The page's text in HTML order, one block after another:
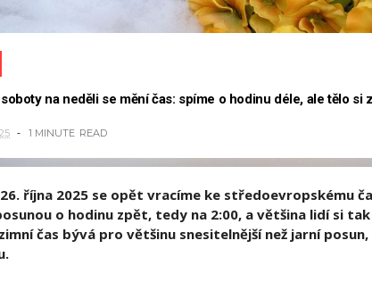
na neděli se mění čas: spíme o hodinu déle, ale tělo si
1 MINUTE READ
října 2025 se opět vracíme ke středoevropskému
o hodinu zpět, tedy na 2:00, a většina lidí si
čas bývá pro většinu snesitelnější než jarní